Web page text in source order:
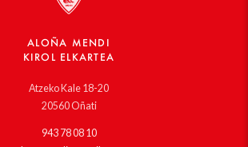
ALOÑA MENDI
KIROL ELKARTEA
Atzeko Kale 18-20
20560 Oñati
943 78 08 10